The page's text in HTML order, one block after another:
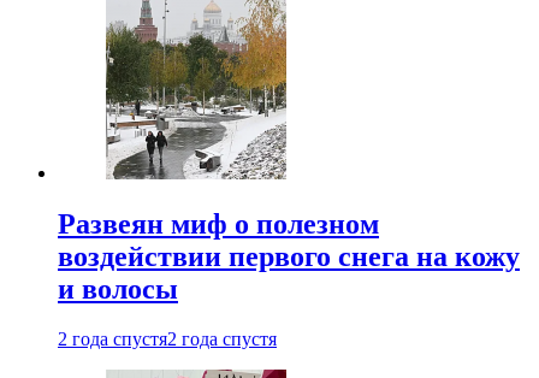
Развеян миф о полезном
воздействии первого снега на кожу
и волосы
2 года спустя2 года спустя